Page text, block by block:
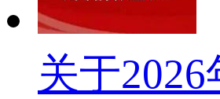
关于